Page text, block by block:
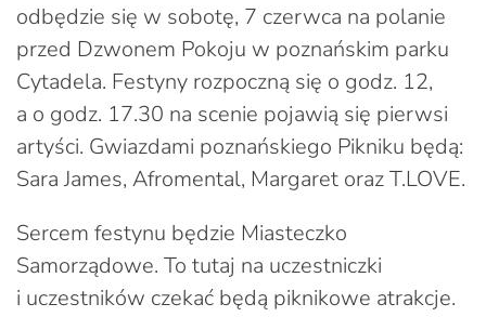
odbędzie się w sobotę, 7 czerwca na polanie
przed Dzwonem Pokoju w poznańskim parku
Cytadela. Festyny rozpoczną się o godz. 12,
a o godz. 17.30 na scenie pojawią się pierwsi
artyści. Gwiazdami poznańskiego Pikniku będą:
Sara James, Afromental, Margaret oraz T.LOVE.
Sercem festynu będzie Miasteczko
Samorządowe. To tutaj na uczestniczki
i uczestników czekać będą piknikowe atrakcje.